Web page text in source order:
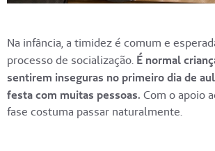
Na infância, a timidez é comum e
processo de socialização. É normal
sentirem inseguras no primeiro dia de
festa com muitas pessoas. Com o apoio
fase costuma passar naturalmente.